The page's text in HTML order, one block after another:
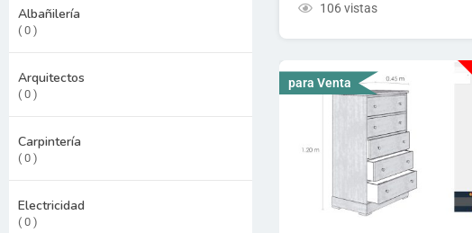
Albañilería
( 0 )
Arquitectos
( 0 )
Carpintería
( 0 )
Electricidad
( 0 )
106 vistas
para Venta